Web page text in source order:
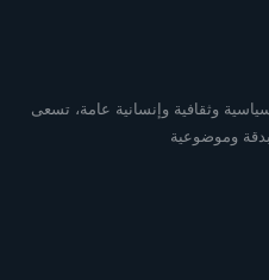
وثقافية وإنسانية عامة، تسعى
بدقة وموضوعية